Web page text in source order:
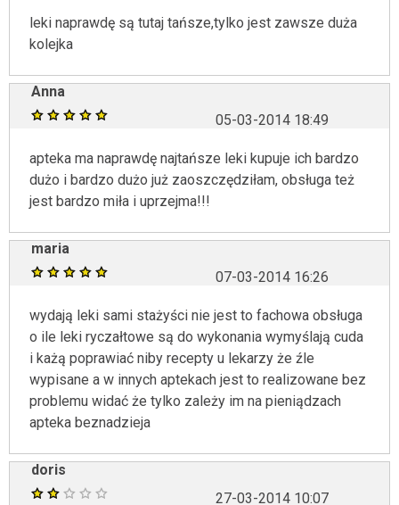
leki naprawdę są tutaj tańsze,tylko jest zawsze duża
kolejka
Anna
05-03-2014 18:49
apteka ma naprawdę najtańsze leki kupuje ich bardzo
dużo i bardzo dużo już zaoszczędziłam, obsługa też
jest bardzo miła i uprzejma!!!
maria
07-03-2014 16:26
wydają leki sami stażyści nie jest to fachowa obsługa
o ile leki ryczałtowe są do wykonania wymyślają cuda
i każą poprawiać niby recepty u lekarzy że źle
wypisane a w innych aptekach jest to realizowane bez
problemu widać że tylko zależy im na pieniądzach
apteka beznadzieja
doris
27-03-2014 10:07